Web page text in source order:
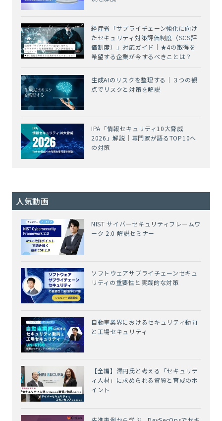
経産省「サプライチェーン強化に向け
たセキュリティ対策評価制度（SCS評
価制度）」対応ガイド｜★4の取得を
希望する企業が今するべきことは？
生成AIのリスクを整理する｜３つの観
点でリスクと対策を解説
IPA「情報セキュリティ10大脅威
2026」解説｜専門家が語るTOP10へ
の対策
人気動画
NIST サイバーセキュリティフレームワ
ーク 2.0 解説セミナー
ソフトウェアサプライチェーンセキュ
リティの重要性と実践的な対策
自動車業界におけるセキュリティ動向
と工場セキュリティ
【全編】澤円氏と考える「セキュリテ
ィ人材」に求められる資質と育成のポ
イント